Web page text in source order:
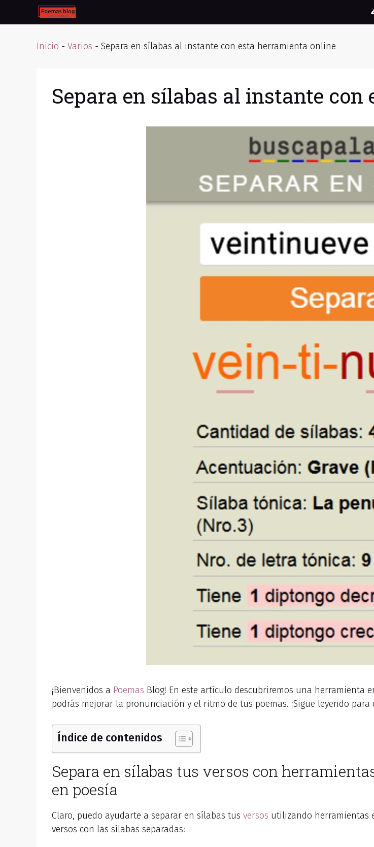
Inicio - Varios - Separa en sílabas al instante con esta herramienta online
Separa en sílabas al instante
¡Bienvenidos a Poemas Blog! En este artículo descubriremos una herramienta
podrás mejorar la pronunciación y el ritmo de tus poemas. ¡Sigue leyendo
Índice de contenidos
Separa en sílabas tus versos con
en poesía
Claro, puedo ayudarte a separar en sílabas tus versos utilizando herramientas
versos con las sílabas separadas: